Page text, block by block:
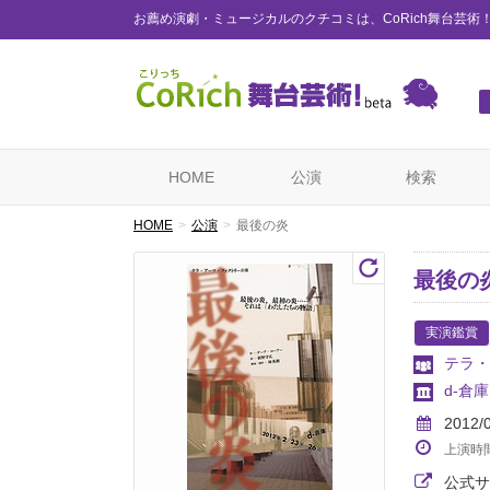
お薦め演劇・ミュージカルのクチコミは、CoRich舞台芸術
HOME 公演 検索
HOME 公演 最後の炎
最後の
実演鑑賞
テラ
d-倉庫
2012/
上演時
公式